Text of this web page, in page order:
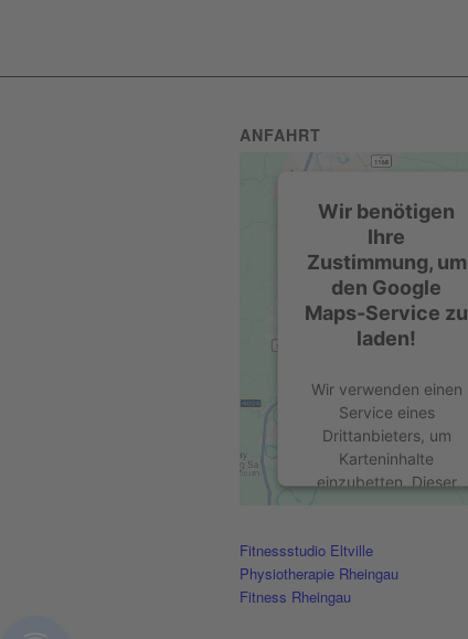
ANFAHRT
Wir benötigen
Ihre
Zustimmung, um
den Google
Maps-Service zu
laden!
Wir verwenden einen
Service eines
Drittanbieters, um
Karteninhalte
einzubetten. Dieser
Service kann Daten zu
sammeln. Bitte lesen
Sie die Details durch
und stimmen Sie der
Fitnessstudio Eltville
Physiotherapie Rheingau
Fitness Rheingau